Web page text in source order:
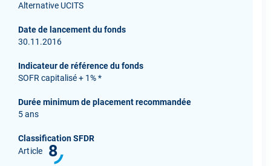
Alternative UCITS
Date de lancement du fonds
30.11.2016
Indicateur de référence du fonds
SOFR capitalisé + 1% *
Durée minimum de placement recommandée
5 ans
Classification SFDR
Article
8